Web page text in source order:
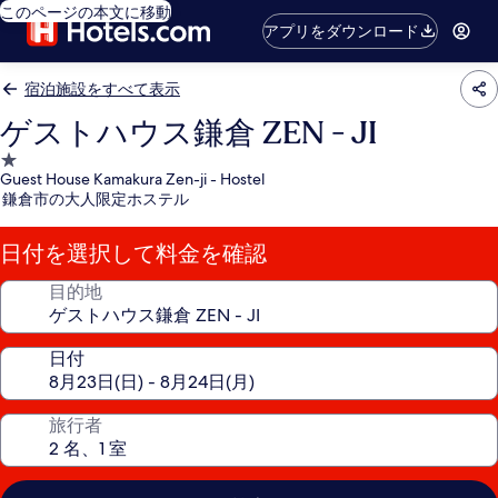
このページの本文に移動
アプリをダウンロード
宿泊施設をすべて表示
ゲストハウス鎌倉 ZEN - JI
1.0
つ
星
宿
泊
施
Guest House Kamakura Zen-ji - Hostel
鎌倉市の大人限定ホステル
日付を選択して料金を確認
目的地
日付
旅行者